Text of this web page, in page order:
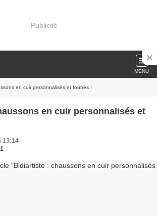
Publicité
MENU
en cuir personnalisés et fourrés !
en cuir personnalisés et
13:14